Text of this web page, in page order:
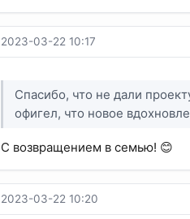
2023-03-22 10:17
Спасибо, что не дали
офигел, что новое
С возвращением в семью! 😊
2023-03-22 10:20